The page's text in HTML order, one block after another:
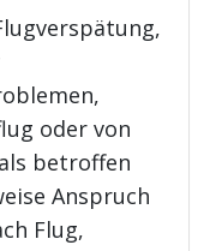
oder von
betroffen
Anspruch
Flug,